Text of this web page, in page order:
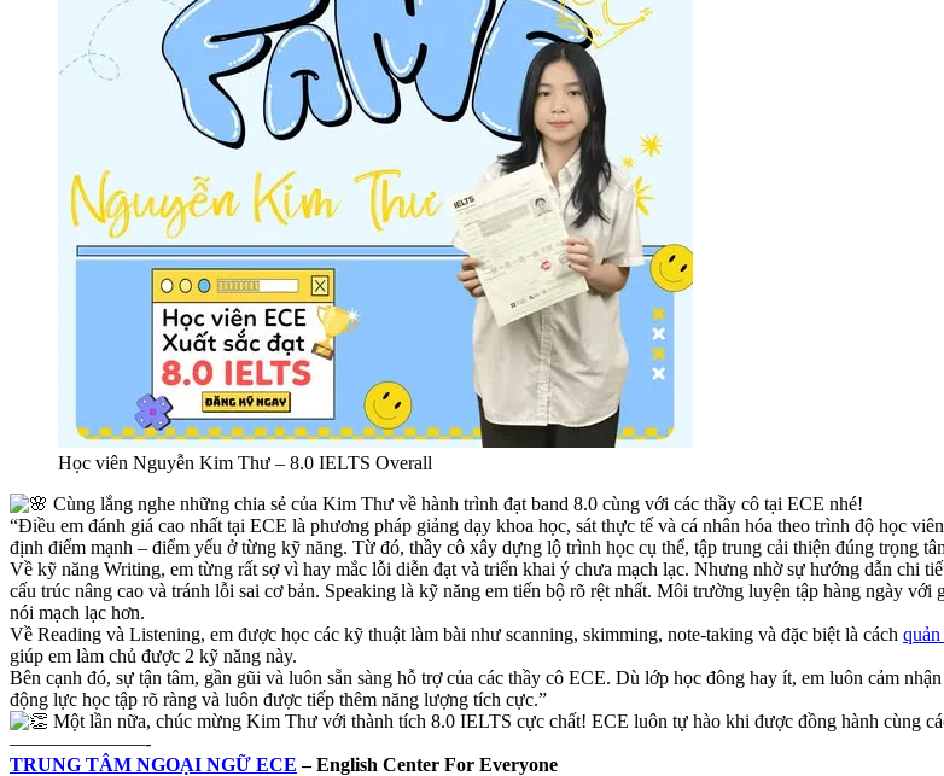
Học viên Nguyễn Kim Thư – 8.0 IELTS Overall
Cùng lắng nghe những chia sẻ của Kim Thư về hành trình đạt band 8.0 cùng với các thầy cô tại ECE nhé!
“Điều em đánh giá cao nhất tại ECE là phương pháp giảng dạy khoa học, sát thực tế và cá nhân hóa theo trình độ học
định điểm mạnh – điểm yếu ở từng kỹ năng. Từ đó, thầy cô xây dựng lộ trình học cụ thể, tập trung cải thiện đúng trọng
Về kỹ năng Writing, em từng rất sợ vì hay mắc lỗi diễn đạt và triển khai ý chưa mạch lạc. Nhưng nhờ sự hướng dẫn chi
cấu trúc nâng cao và tránh lỗi sai cơ bản. Speaking là kỹ năng em tiến bộ rõ rệt nhất. Môi trường luyện tập hàng ngày
nói mạch lạc hơn.
Về Reading và Listening, em được học các kỹ thuật làm bài như scanning, skimming, note-taking và đặc biệt là cách
giúp em làm chủ được 2 kỹ năng này.
Bên cạnh đó, sự tận tâm, gần gũi và luôn sẵn sàng hỗ trợ của các thầy cô ECE. Dù lớp học đông hay ít, em luôn cảm
động lực học tập rõ ràng và luôn được tiếp thêm năng lượng tích cực.”
Một lần nữa, chúc mừng Kim Thư với thành tích 8.0 IELTS cực chất! ECE luôn tự hào khi được đồng hành cùng
———————-
TRUNG TÂM NGOẠI NGỮ ECE – English Center For Everyone